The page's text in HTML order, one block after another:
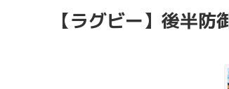
【ラグビー】後半